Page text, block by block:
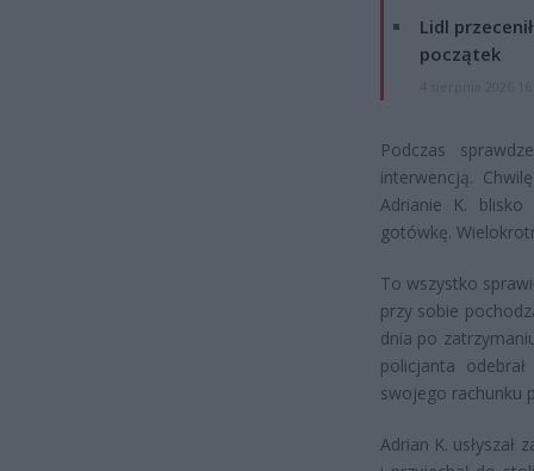
Lidl
początek
Podczas
interwencją.
Adrianie K. blisko
gotówkę.
To wszystko
przy sobie
dnia po
policjanta
swojego rachunku
Adrian K. usłyszał